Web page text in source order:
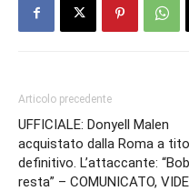
Articolo precedente
UFFICIALE: Donyell Malen
acquistato dalla Roma a
definitivo. L’attaccante:
resta” – COMUNICATO,